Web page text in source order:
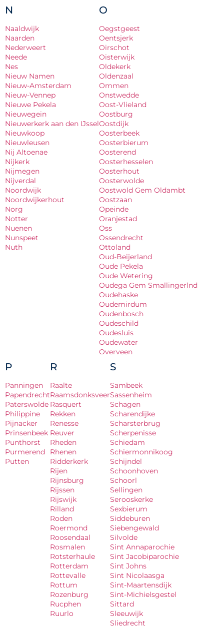
N
Naaldwijk
Naarden
Nederweert
Neede
Nes
Nieuw Namen
Nieuw-Amsterdam
Nieuw-Vennep
Nieuwe Pekela
Nieuwegein
Nieuwerkerk aan den IJssel
Nieuwkoop
Nieuwleusen
Nij Altoenae
Nijkerk
Nijmegen
Nijverdal
Noordwijk
Noordwijkerhout
Norg
Notter
Nuenen
Nunspeet
Nuth
O
Oegstgeest
Oentsjerk
Oirschot
Oisterwijk
Oldekerk
Oldenzaal
Ommen
Onstwedde
Oost-Vlieland
Oostburg
Oostdijk
Oosterbeek
Oosterbierum
Oosterend
Oosterhesselen
Oosterhout
Oosterwolde
Oostwold Gem Oldambt
Oostzaan
Opeinde
Oranjestad
Oss
Ossendrecht
Ottoland
Oud-Beijerland
Oude Pekela
Oude Wetering
Oudega Gem Smallingerlnd
Oudehaske
Oudemirdum
Oudenbosch
Oudeschild
Oudesluis
Oudewater
Overveen
P
Panningen
Papendrecht
Paterswolde
Philippine
Pijnacker
Prinsenbeek
Punthorst
Purmerend
Putten
R
Raalte
Raamsdonksveer
Rasquert
Rekken
Renesse
Reuver
Rheden
Rhenen
Ridderkerk
Rijen
Rijnsburg
Rijssen
Rijswijk
Rilland
Roden
Roermond
Roosendaal
Rosmalen
Rotsterhaule
Rotterdam
Rottevalle
Rottum
Rozenburg
Rucphen
Ruurlo
S
Sambeek
Sassenheim
Schagen
Scharendijke
Scharsterbrug
Scherpenisse
Schiedam
Schiermonnikoog
Schijndel
Schoonhoven
Schoorl
Sellingen
Serooskerke
Sexbierum
Siddeburen
Siebengewald
Silvolde
Sint Annaparochie
Sint Jacobiparochie
Sint Johns
Sint Nicolaasga
Sint-Maartensdijk
Sint-Michielsgestel
Sittard
Sleeuwijk
Sliedrecht